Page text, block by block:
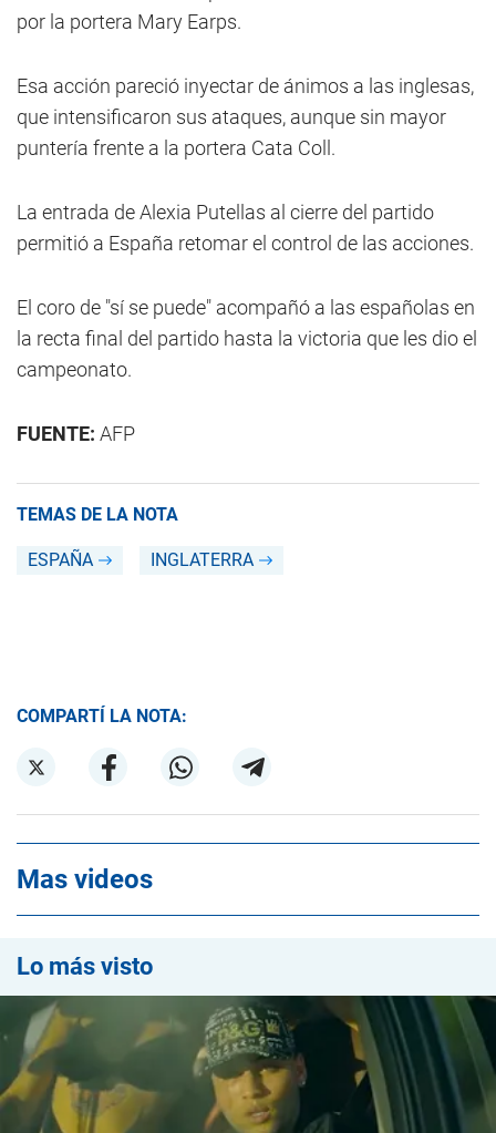
por la portera Mary Earps.
Esa acción pareció inyectar de ánimos a las inglesas,
que intensificaron sus ataques, aunque sin mayor
puntería frente a la portera Cata Coll.
La entrada de Alexia Putellas al cierre del partido
permitió a España retomar el control de las acciones.
El coro de "sí se puede" acompañó a las españolas en
la recta final del partido hasta la victoria que les dio el
campeonato.
FUENTE: AFP
TEMAS DE LA NOTA
ESPAÑA INGLATERRA
COMPARTÍ LA NOTA:
Mas videos
Lo más visto